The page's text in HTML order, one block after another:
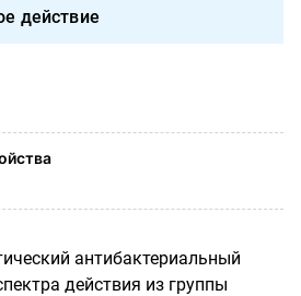
действие
антибактериальный
действия из группы